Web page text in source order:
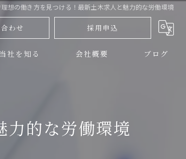
想の働き方を見つける！最新土木求人と魅力的な労働環境
わせ 採用申込
当社を知る
員
会社概要 ブログ
力的な労働環境